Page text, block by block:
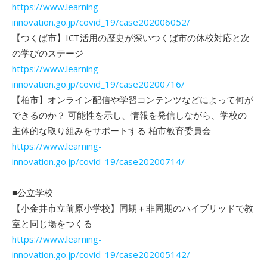
https://www.learning-
innovation.go.jp/covid_19/case202006052/
【つくば市】ICT活用の歴史が深いつくば市の休校対応と次
の学びのステージ
https://www.learning-
innovation.go.jp/covid_19/case20200716/
【柏市】オンライン配信や学習コンテンツなどによって何が
できるのか？ 可能性を示し、情報を発信しながら、学校の
主体的な取り組みをサポートする 柏市教育委員会
https://www.learning-
innovation.go.jp/covid_19/case20200714/
■公立学校
【小金井市立前原小学校】同期＋非同期のハイブリッドで教
室と同じ場をつくる
https://www.learning-
innovation.go.jp/covid_19/case202005142/